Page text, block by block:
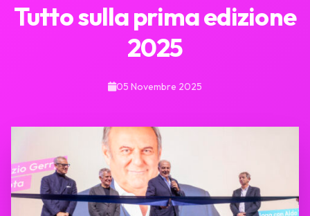
Tutto sulla prima edizione
2025
05 Novembre 2025